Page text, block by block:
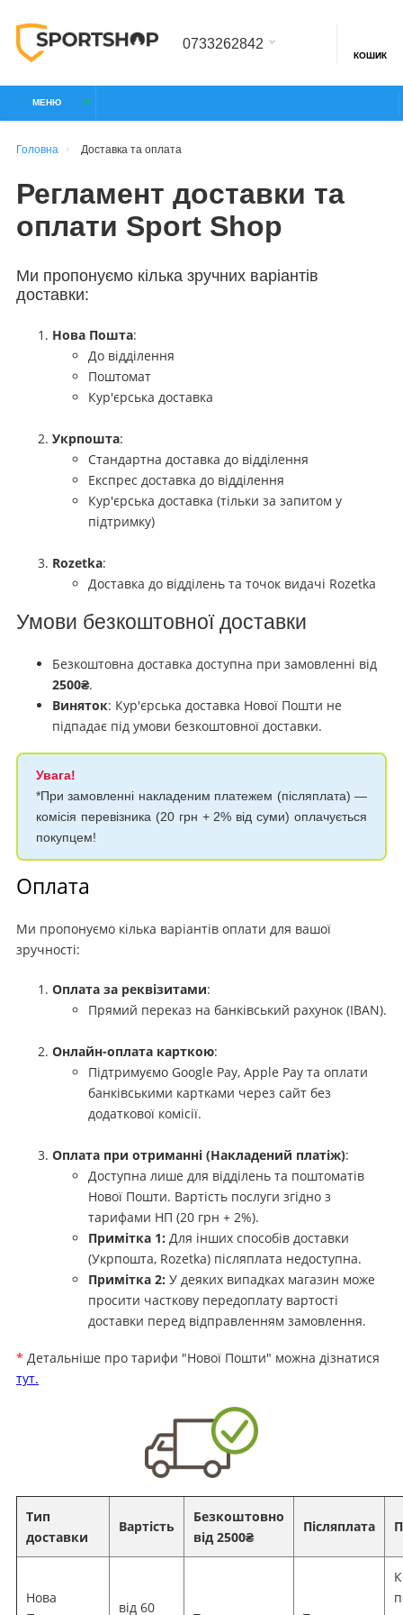
0733262842
КОШИК
МЕНЮ
Головна Доставка та оплата
Регламент доставки та
оплати Sport Shop
Ми пропонуємо кілька зручних варіантів
доставки:
Нова Пошта:
До відділення
Поштомат
Кур'єрська доставка
Укрпошта:
Стандартна доставка до відділення
Експрес доставка до відділення
Кур'єрська доставка (тільки за запитом у
підтримку)
Rozetka:
Доставка до відділень та точок видачі Rozetka
Умови безкоштовної доставки
Безкоштовна доставка доступна при замовленні від
2500₴.
Виняток: Кур'єрська доставка Нової Пошти не
підпадає під умови безкоштовної доставки.
Увага!
*При замовленні накладеним платежем (післяплата) —
комісія перевізника (20 грн + 2% від суми) оплачується
покупцем!
Оплата
Ми пропонуємо кілька варіантів оплати для вашої
зручності:
Оплата за реквізитами:
Прямий переказ на банківський рахунок (IBAN).
Онлайн-оплата карткою:
Підтримуємо Google Pay, Apple Pay та оплати
банківськими картками через сайт без
додаткової комісії.
Оплата при отриманні (Накладений платіж):
Доступна лише для відділень та поштоматів
Нової Пошти. Вартість послуги згідно з
тарифами НП (20 грн + 2%).
Примітка 1: Для інших способів доставки
(Укрпошта, Rozetka) післяплата недоступна.
Примітка 2: У деяких випадках магазин може
просити часткову передоплату вартості
доставки перед відправленням замовлення.
* Детальніше про тарифи "Нової Пошти" можна дізнатися
тут.
Тип
доставки
Вартість
Безкоштовно
від 2500₴
Післяплата
Нова
від 60